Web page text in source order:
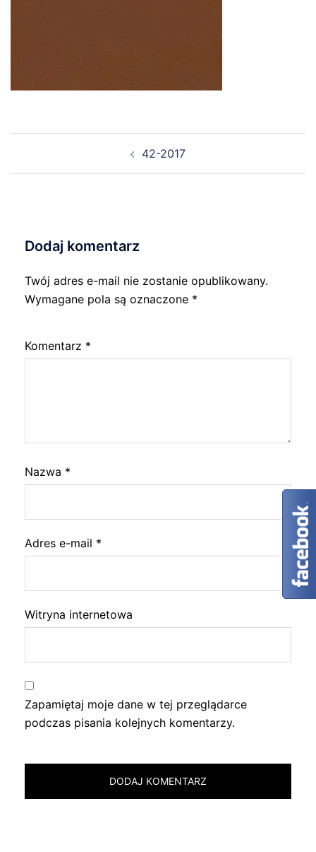
42-2017
Dodaj komentarz
Twój adres e-mail nie zostanie opublikowany.
Wymagane pola są oznaczone *
Komentarz *
Nazwa *
Adres e-mail *
Witryna internetowa
Zapamiętaj moje dane w tej przeglądarce
podczas pisania kolejnych komentarzy.